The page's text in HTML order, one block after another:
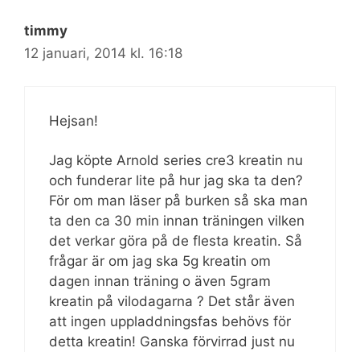
timmy
12 januari, 2014 kl. 16:18
Hejsan!
Jag köpte Arnold series cre3 kreatin nu
och funderar lite på hur jag ska ta den?
För om man läser på burken så ska man
ta den ca 30 min innan träningen vilken
det verkar göra på de flesta kreatin. Så
frågar är om jag ska 5g kreatin om
dagen innan träning o även 5gram
kreatin på vilodagarna ? Det står även
att ingen uppladdningsfas behövs för
detta kreatin! Ganska förvirrad just nu